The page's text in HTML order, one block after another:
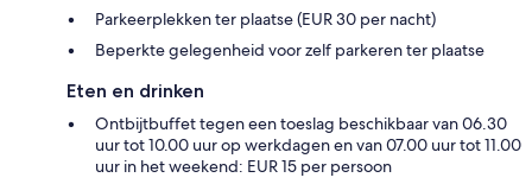
Parkeerplekken ter plaatse (EUR 30 per nacht)
Beperkte gelegenheid voor zelf parkeren ter plaatse
Eten en drinken
Ontbijtbuffet tegen een toeslag beschikbaar van 06.30
uur tot 10.00 uur op werkdagen en van 07.00 uur tot 11.00
uur in het weekend: EUR 15 per persoon